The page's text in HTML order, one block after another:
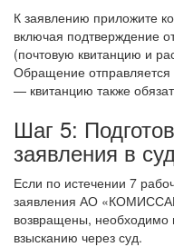
К заявлению приложите
включая подтверждение
(почтовую квитанцию и
Обращение
— квитанцию также
Шаг 5:
заявления в
Если по истечении 7
заявления АО
возвращены, необходимо
взысканию через суд.